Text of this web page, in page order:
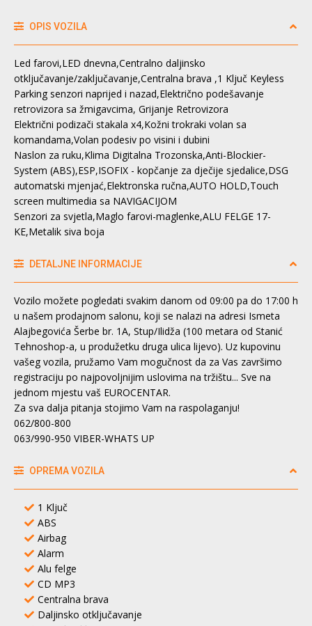
OPIS VOZILA
Led farovi,LED dnevna,Centralno daljinsko
otključavanje/zaključavanje,Centralna brava ,1 Ključ Keyless
Parking senzori naprijed i nazad,Električno podešavanje
retrovizora sa žmigavcima, Grijanje Retrovizora
Električni podizači stakala x4,Kožni trokraki volan sa
komandama,Volan podesiv po visini i dubini
Naslon za ruku,Klima Digitalna Trozonska,Anti-Blockier-
System (ABS),ESP,ISOFIX - kopčanje za dječije sjedalice,DSG
automatski mjenjać,Elektronska ručna,AUTO HOLD,Touch
screen multimedia sa NAVIGACIJOM
Senzori za svjetla,Maglo farovi-maglenke,ALU FELGE 17-
KE,Metalik siva boja
DETALJNE INFORMACIJE
Vozilo možete pogledati svakim danom od 09:00 pa do 17:00 h
u našem prodajnom salonu, koji se nalazi na adresi Ismeta
Alajbegovića Šerbe br. 1A, Stup/Ilidža (100 metara od Stanić
Tehnoshop-a, u produžetku druga ulica lijevo). Uz kupovinu
vašeg vozila, pružamo Vam mogučnost da za Vas završimo
registraciju po najpovoljnijim uslovima na tržištu... Sve na
jednom mjestu vaš EUROCENTAR.
Za sva dalja pitanja stojimo Vam na raspolaganju!
062/800-800
063/990-950 VIBER-WHATS UP
OPREMA VOZILA
1 Ključ
ABS
Airbag
Alarm
Alu felge
CD MP3
Centralna brava
Daljinsko otključavanje